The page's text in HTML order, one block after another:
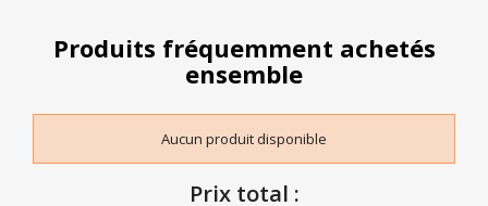
Produits fréquemment achetés
ensemble
Aucun produit disponible
Prix total :